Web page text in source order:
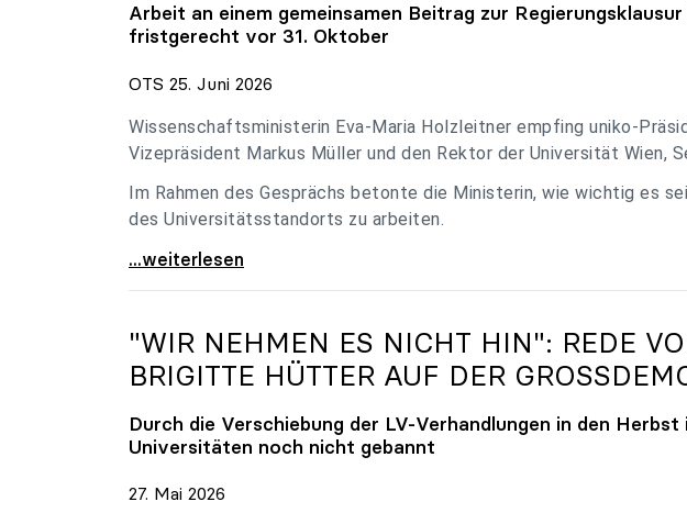
Arbeit an einem gemeinsamen Beitrag zur
fristgerecht vor 31. Oktober
OTS 25. Juni 2026
Wissenschaftsministerin Eva-Maria Holzleitner empfing uniko-
Vizepräsident Markus Müller und den Rektor der Universität Wien,
Im Rahmen des Gesprächs betonte die Ministerin, wie wichtig es
des Universitätsstandorts zu arbeiten.
Holzleitner empfing uniko-Spitze zum Austausch
...weiterlesen
"WIR NEHMEN ES NICHT HIN": REDE
BRIGITTE HÜTTER AUF DER
Durch die Verschiebung der LV-Verhandlungen in den
Universitäten noch nicht gebannt
27. Mai 2026